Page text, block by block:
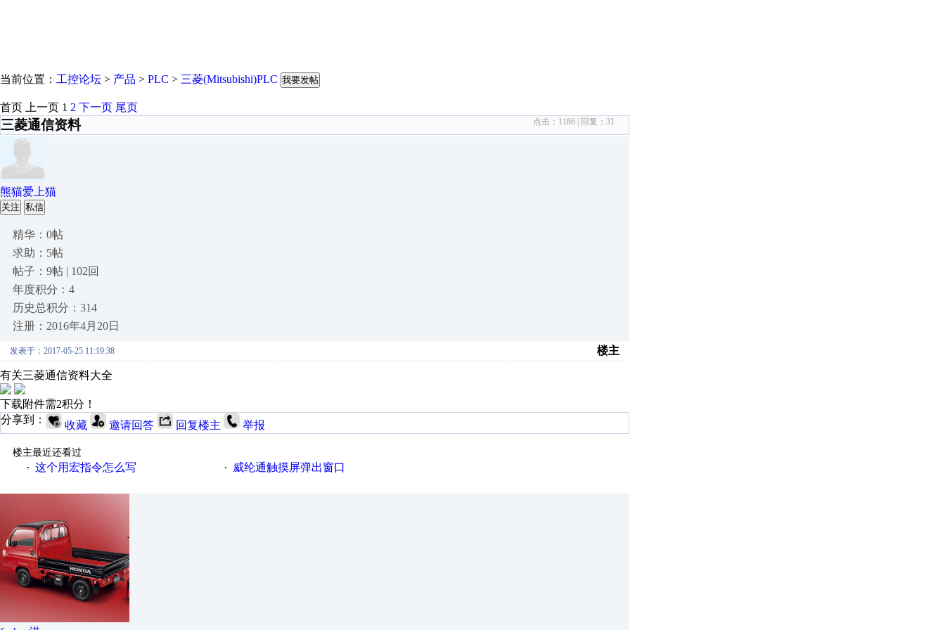
当前位置： 工控论坛 > 产品 > PLC > 三菱(Mitsubishi)PLC 我要发帖
首页 上一页 1 2 下一页 尾页
三菱通信资料 点击： 1186 | 回复： 31
熊猫爱上猫
关注 私信
精华：0帖
求助：5帖
帖子：9帖 | 102回
年度积分：4
历史总积分：314
注册：2016年4月20日
发表于：2017-05-25 11:19:38 楼主
有关三菱通信资料大全
下载附件需2积分！
分享到：
收藏 邀请回答 回复楼主 举报
楼主最近还看过
· 这个用宏指令怎么写 · 威纶通触摸屏弹出窗口